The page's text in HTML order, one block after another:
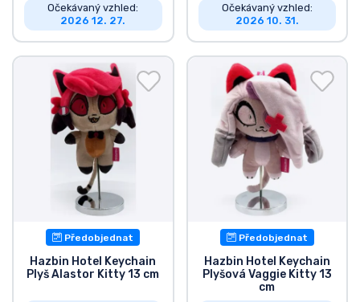
Očekávaný vzhled:
2026 12. 27.
Očekávaný vzhled:
2026 10. 31.
Předobjednat
Hazbin Hotel Keychain
Plyš Alastor Kitty 13 cm
Předobjednat
Hazbin Hotel Keychain
Plyšová Vaggie Kitty 13
cm